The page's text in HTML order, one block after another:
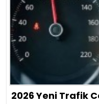
2026 Yeni Trafik